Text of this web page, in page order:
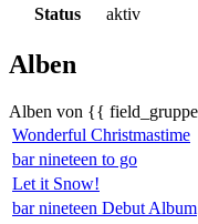
Status
aktiv
Alben
Alben von {{
Wonderful Christmastime
bar nineteen to go
Let it Snow!
bar nineteen Debut Album